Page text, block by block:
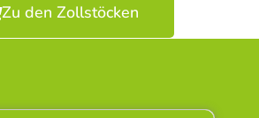
Zu den Zollstöcken